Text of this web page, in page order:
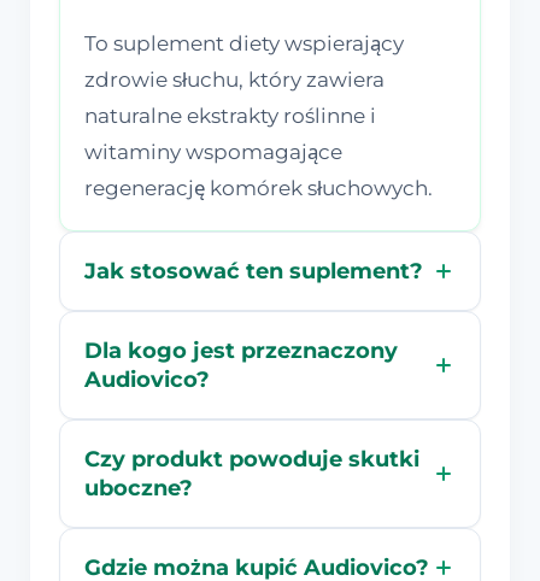
To suplement diety wspierający
zdrowie słuchu, który zawiera
naturalne ekstrakty roślinne i
witaminy wspomagające
regenerację komórek słuchowych.
Jak stosować ten suplement?
Dla kogo jest przeznaczony
Audiovico?
Czy produkt powoduje skutki
uboczne?
Gdzie można kupić Audiovico?